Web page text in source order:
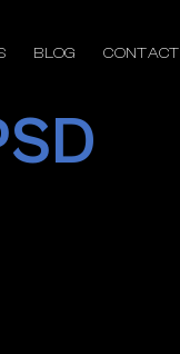
BLOG CONTACT